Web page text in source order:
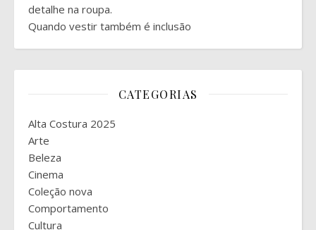
detalhe na roupa.
Quando vestir também é inclusão
CATEGORIAS
Alta Costura 2025
Arte
Beleza
Cinema
Coleção nova
Comportamento
Cultura